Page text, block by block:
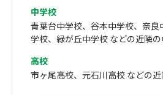
中学校
青葉台中学校、谷本中学校、奈
学校、緑が丘中学校 などの近隣
高校
市ヶ尾高校、元石川高校 などの